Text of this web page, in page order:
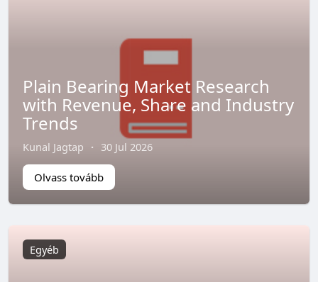
Plain Bearing Market Research
with Revenue, Share and Industry
Trends
Kunal Jagtap · 30 Jul 2026
Olvass tovább
Egyéb